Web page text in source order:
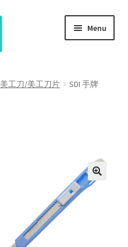
Menu
美工刀/美工刀片
SDI 手牌